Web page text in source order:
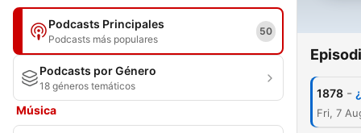
Podcasts Principales
Podcasts más populares
50
Podcasts por Género
18 géneros temáticos
Música
1878 -
Fri, 7